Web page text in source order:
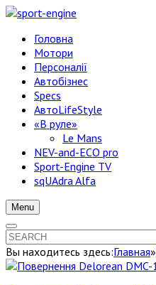
Головна
Мотори
Персоналії
Автобізнес
Specs
АвтоLifeStyle
«В руле»
Le Mans
NEV-and-ECO pro
Sport-Engine TV
sqUAdra Alfa
Menu
Вы находитесь здесь:Главная»